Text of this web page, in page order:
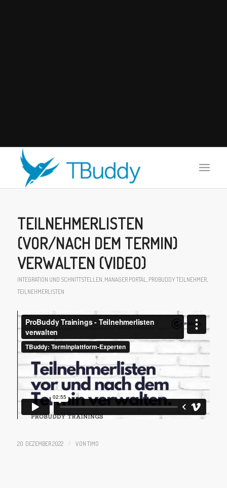
TEILNEHMERLISTEN
(VOR/NACH DEM TERMIN)
VERWALTEN (VIDEO)
INTEGRATION UND SCHNITTSTELLEN, MANAGER PORTAL, PROBUDDYTEILNEHMER,
TEILNEHMERLISTEN
20. DEZEMBER 2022 / VON TIMO